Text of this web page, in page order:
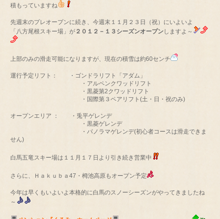
積もっていますね
先週末のプレオープンに続き、今週末１１月２３日（祝）にいよいよ
「八方尾根スキー場」が ２０１２－１３シーズンオープンしますよ～
上部のみの滑走可能になりますが、現在の積雪は約60センチ
運行予定リフト： ・ゴンドラリフト「アダム」
・アルペンクワッドリフト
・黒菱第2クワッドリフト
・国際第３ペアリフト(土・日・祝のみ)
オープンエリア ： ・兎平ゲレンデ
・黒菱ゲレンデ
・パノラマゲレンデ(初心者コースは滑走できま
せん)
白馬五竜スキー場は１１月１７日より引き続き営業中
さらに、Ｈａｋｕｂａ47・栂池高原もオープン予定
今年は早くもいよいよ本格的に白馬のスノーシーズンがやってきましたね
～